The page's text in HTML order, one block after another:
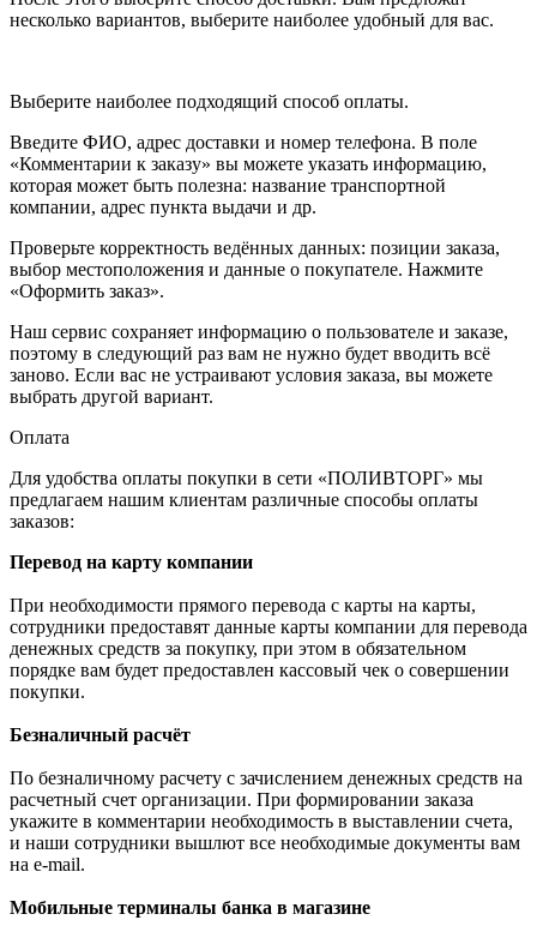
несколько вариантов, выберите наиболее удобный для вас.
Выберите наиболее подходящий способ оплаты.
Введите ФИО, адрес доставки и номер телефона. В поле
«Комментарии к заказу» вы можете указать информацию,
которая может быть полезна: название транспортной
компании, адрес пункта выдачи и др.
Проверьте корректность ведённых данных: позиции заказа,
выбор местоположения и данные о покупателе. Нажмите
«Оформить заказ».
Наш сервис сохраняет информацию о пользователе и заказе,
поэтому в следующий раз вам не нужно будет вводить всё
заново. Если вас не устраивают условия заказа, вы можете
выбрать другой вариант.
Оплата
Для удобства оплаты покупки в сети «ПОЛИВТОРГ» мы
предлагаем нашим клиентам различные способы оплаты
заказов:
Перевод на карту компании
При необходимости прямого перевода с карты на карты,
сотрудники предоставят данные карты компании для перевода
денежных средств за покупку, при этом в обязательном
порядке вам будет предоставлен кассовый чек о совершении
покупки.
Безналичный расчёт
По безналичному расчету с зачислением денежных средств на
расчетный счет организации. При формировании заказа
укажите в комментарии необходимость в выставлении счета,
и наши сотрудники вышлют все необходимые документы вам
на e-mail.
Мобильные терминалы банка в магазине